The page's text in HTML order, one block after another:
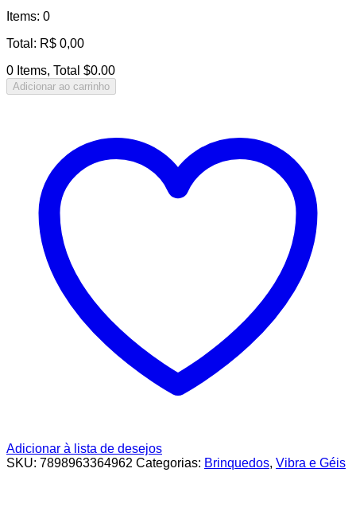
Items: 0
Total : R$ 0,00
0 Items, Total $0.00
Adicionar ao carrinho
Adicionar à lista de desejos
SKU: 7898963364962 Categorias: Brinquedos, Vibra e Géis